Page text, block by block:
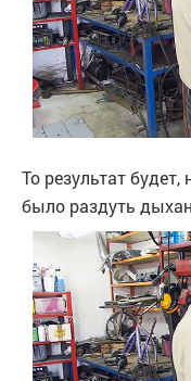
То результат
было раздуть